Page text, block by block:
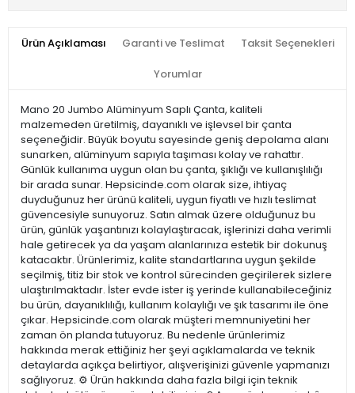
Ürün Açıklaması Garanti ve Teslimat Taksit Seçenekleri
Yorumlar
Mano 20 Jumbo Alüminyum Saplı Çanta, kaliteli
malzemeden üretilmiş, dayanıklı ve işlevsel bir çanta
seçeneğidir. Büyük boyutu sayesinde geniş depolama alanı
sunarken, alüminyum sapıyla taşıması kolay ve rahattır.
Günlük kullanıma uygun olan bu çanta, şıklığı ve kullanışlılığı
bir arada sunar. Hepsicinde.com olarak size, ihtiyaç
duyduğunuz her ürünü kaliteli, uygun fiyatlı ve hızlı teslimat
güvencesiyle sunuyoruz. Satın almak üzere olduğunuz bu
ürün, günlük yaşantınızı kolaylaştıracak, işlerinizi daha verimli
hale getirecek ya da yaşam alanlarınıza estetik bir dokunuş
katacaktır. Ürünlerimiz, kalite standartlarına uygun şekilde
seçilmiş, titiz bir stok ve kontrol sürecinden geçirilerek sizlere
ulaştırılmaktadır. İster evde ister iş yerinde kullanabileceğiniz
bu ürün, dayanıklılığı, kullanım kolaylığı ve şık tasarımı ile öne
çıkar. Hepsicinde.com olarak müşteri memnuniyetini her
zaman ön planda tutuyoruz. Bu nedenle ürünlerimiz
hakkında merak ettiğiniz her şeyi açıklamalarda ve teknik
detaylarda açıkça belirtiyor, alışverişinizi güvenle yapmanızı
sağlıyoruz. ⚙️ Ürün hakkında daha fazla bilgi için teknik